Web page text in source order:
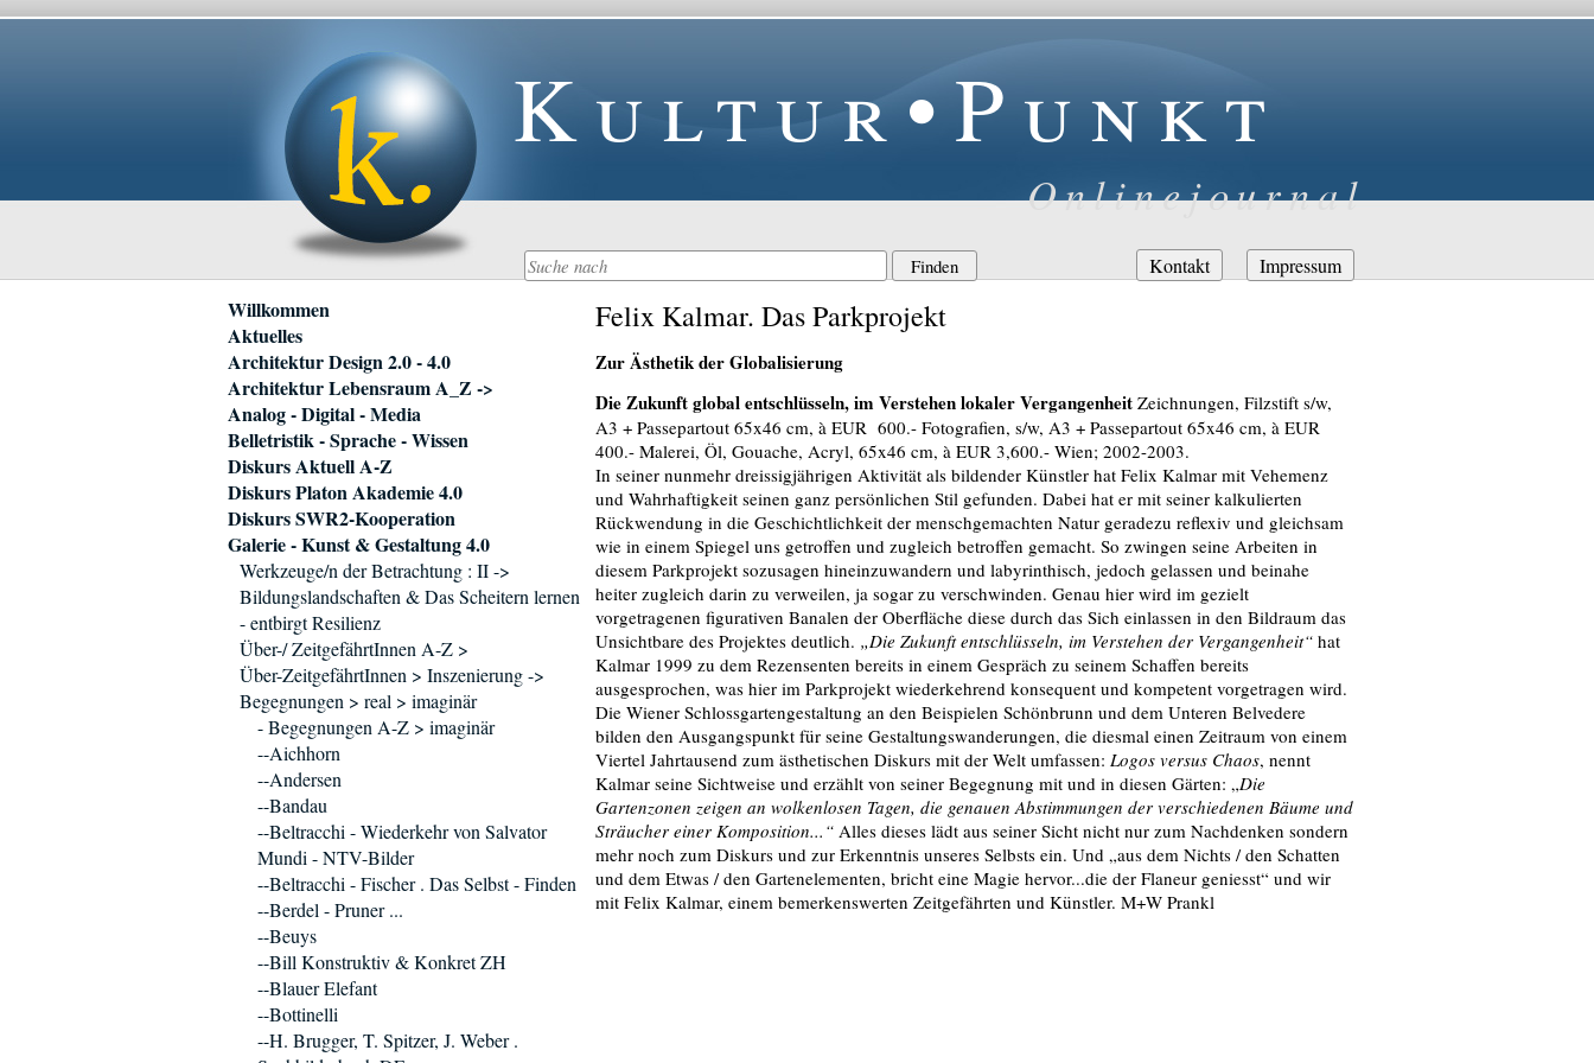
Kultur•Punkt
Onlinejournal
Navigation
überspringen
Kontakt Impressum
Felix Kalmar. Das Parkprojekt
Zur Ästhetik der Globalisierung
Die Zukunft global entschlüsseln, im Verstehen lokaler Vergangenheit Zeichnungen, Filzstift s/w,
A3 + Passepartout 65x46 cm, à EUR 600.- Fotografien, s/w, A3 + Passepartout 65x46 cm, à EUR
400.- Malerei, Öl, Gouache, Acryl, 65x46 cm, à EUR 3,600.- Wien; 2002-2003.
In seiner nunmehr dreissigjährigen Aktivität als bildender Künstler hat Felix Kalmar mit Vehemenz
und Wahrhaftigkeit seinen ganz persönlichen Stil gefunden. Dabei hat er mit seiner kalkulierten
Rückwendung in die Geschichtlichkeit der menschgemachten Natur geradezu reflexiv und gleichsam
wie in einem Spiegel uns getroffen und zugleich betroffen gemacht. So zwingen seine Arbeiten in
diesem Parkprojekt sozusagen hineinzuwandern und labyrinthisch, jedoch gelassen und beinahe
heiter zugleich darin zu verweilen, ja sogar zu verschwinden. Genau hier wird im gezielt
vorgetragenen figurativen Banalen der Oberfläche diese durch das Sich einlassen in den Bildraum das
Unsichtbare des Projektes deutlich. „Die Zukunft entschlüsseln, im Verstehen der Vergangenheit“ hat
Kalmar 1999 zu dem Rezensenten bereits in einem Gespräch zu seinem Schaffen bereits
ausgesprochen, was hier im Parkprojekt wiederkehrend konsequent und kompetent vorgetragen wird.
Die Wiener Schlossgartengestaltung an den Beispielen Schönbrunn und dem Unteren Belvedere
bilden den Ausgangspunkt für seine Gestaltungswanderungen, die diesmal einen Zeitraum von einem
Viertel Jahrtausend zum ästhetischen Diskurs mit der Welt umfassen: Logos versus Chaos, nennt
Kalmar seine Sichtweise und erzählt von seiner Begegnung mit und in diesen Gärten: „Die
Gartenzonen zeigen an wolkenlosen Tagen, die genauen Abstimmungen der verschiedenen Bäume und
Sträucher einer Komposition...“ Alles dieses lädt aus seiner Sicht nicht nur zum Nachdenken sondern
mehr noch zum Diskurs und zur Erkenntnis unseres Selbsts ein. Und „aus dem Nichts / den Schatten
und dem Etwas / den Gartenelementen, bricht eine Magie hervor...die der Flaneur geniesst“ und wir
mit Felix Kalmar, einem bemerkenswerten Zeitgefährten und Künstler. M+W Prankl
Navigation
überspringen
Willkommen
Aktuelles
Architektur Design 2.0 - 4.0
Architektur Lebensraum A_Z ->
Analog - Digital - Media
Belletristik - Sprache - Wissen
Diskurs Aktuell A-Z
Diskurs Platon Akademie 4.0
Diskurs SWR2-Kooperation
Galerie - Kunst & Gestaltung 4.0
Werkzeuge/n der Betrachtung : II ->
Bildungslandschaften & Das Scheitern lernen
- entbirgt Resilienz
Über-/ ZeitgefährtInnen A-Z >
Über-ZeitgefährtInnen > Inszenierung ->
Begegnungen > real > imaginär
- Begegnungen A-Z > imaginär
--Aichhorn
--Andersen
--Bandau
--Beltracchi - Wiederkehr von Salvator
Mundi - NTV-Bilder
--Beltracchi - Fischer . Das Selbst - Finden
--Berdel - Pruner ...
--Beuys
--Bill Konstruktiv & Konkret ZH
--Blauer Elefant
--Bottinelli
--H. Brugger, T. Spitzer, J. Weber .